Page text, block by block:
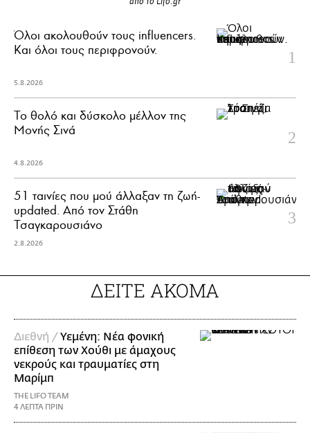
από το Lifo.gr
Όλοι ακολουθούν τους influencers.
Και όλοι τους περιφρονούν.
5.8.2026
Το θολό και δύσκολο μέλλον της
Μονής Σινά
4.8.2026
51 ταινίες που μού άλλαξαν τη ζωή-
updated. Aπό τον Στάθη
Τσαγκαρουσιάνο
2.8.2026
ΔΕΙΤΕ ΑΚΟΜΑ
Διεθνή / Υεμένη: Νέα φονική
επίθεση των Χούθι με άμαχους
νεκρούς και τραυματίες στη
Μαρίμπ
THE LIFO TEAM
4 ΛΕΠΤΑ ΠΡΙΝ